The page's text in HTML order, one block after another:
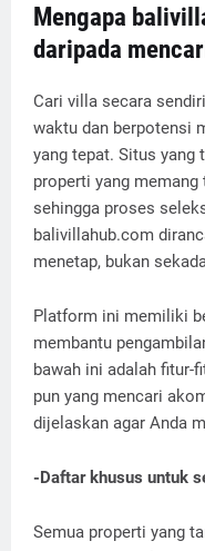
Mengapa
daripada
Cari villa secara
waktu dan berpotensi
yang tepat. Situs yang
properti yang
sehingga proses
balivillahub.com
menetap, bukan
Platform ini memiliki
membantu
bawah ini adalah fitur-
pun yang mencari
dijelaskan agar Anda
-Daftar khusus untuk
Semua properti yang